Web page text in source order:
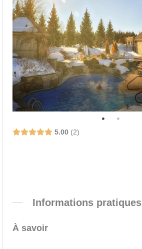
5.00 2
Informations pratiques
À savoir